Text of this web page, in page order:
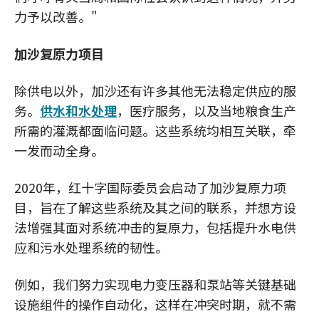
力予以改善。"
加沙复原力项目
除供电以外，加沙还有许多其他无法稳定供应的服
务。 供水和水处理，医疗服务，以及当地粮食生产
所需的灌溉都面临问题。这些系统均相互关联，牵
一发而动全身。
2020年，红十字国际委员会启动了加沙复原力项
目，旨在了解这些系统及其之间的联系，并想方设
法增强其面对系统冲击的复原力，包括提升水电供
应和污水处理系统的韧性。
例如，我们努力实现电力变压器和泵站等关键基础
设施组件的操作自动化，这样在冲突时期，就不需